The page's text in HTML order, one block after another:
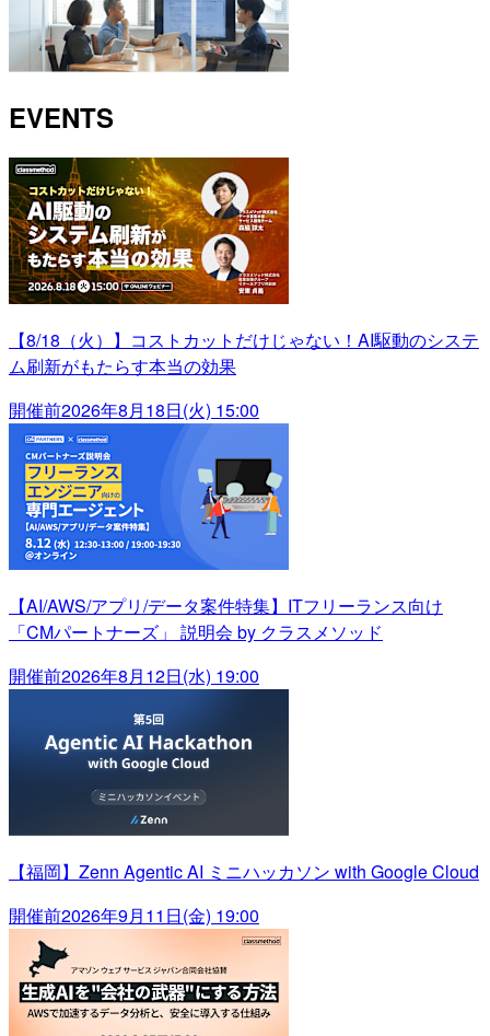
EVENTS
【8/18（火）】コストカットだけじゃない！AI駆動のシステ
ム刷新がもたらす本当の効果
開催前2026年8月18日(火) 15:00
【AI/AWS/アプリ/データ案件特集】ITフリーランス向け
「CMパートナーズ」 説明会 by クラスメソッド
開催前2026年8月12日(水) 19:00
【福岡】Zenn Agentic AI ミニハッカソン with Google Cloud
開催前2026年9月11日(金) 19:00